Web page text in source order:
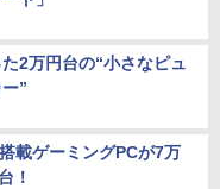
2万円台の“小さなピュ
”
載ゲーミングPCが7万
！